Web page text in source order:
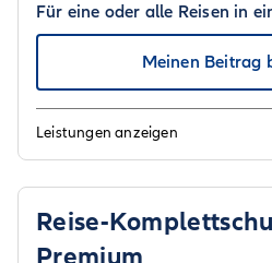
Für eine oder alle Reisen in
Meinen Beitrag
Leistungen anzeigen
Reise-